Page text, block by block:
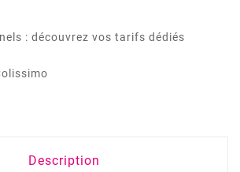
: découvrez vos tarifs dédiés
Description